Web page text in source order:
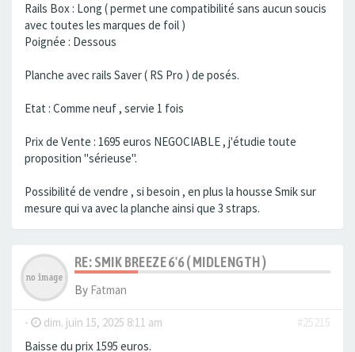
Rails Box : Long ( permet une compatibilité sans aucun soucis
avec toutes les marques de foil )
Poignée : Dessous
Planche avec rails Saver ( RS Pro ) de posés.
Etat : Comme neuf , servie 1 fois
Prix de Vente : 1695 euros NEGOCIABLE , j'étudie toute
proposition "sérieuse".
Possibilité de vendre , si besoin , en plus la housse Smik sur
mesure qui va avec la planche ainsi que 3 straps.
RE: SMIK BREEZE 6'6 ( MIDLENGTH )
By Fatman
- dim. juin 15, 2025 8:11 am
#25215
Baisse du prix 1595 euros.